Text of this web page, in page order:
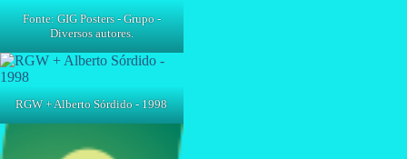
Fonte: GIG Posters - Grupo -
Diversos autores.
RGW + Alberto Sórdido - 1998